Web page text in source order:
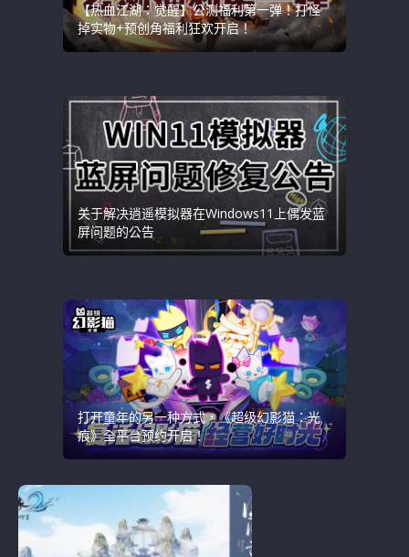
【热血江湖：觉醒】公测福利第一弹！打怪
掉实物+预创角福利狂欢开启！
关于解决逍遥模拟器在Windows11上偶发蓝
屏问题的公告
打开童年的另一种方式，《超级幻影猫：光
痕》全平台预约开启！